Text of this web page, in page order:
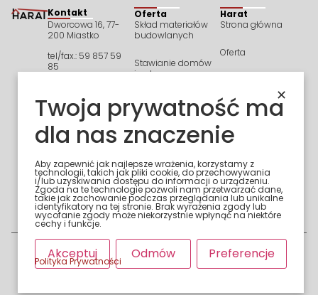
Kontakt
Dworcowa 16, 77-
200 Miastko
tel/fax.: 59 857 59
85
Numer konta
bankowego:
PKO BP S.A. O1
w Miastku
7802 0004 1525
Oferta
Skład materiałów
budowlanych
Stawianie domów
izodom
Beton towarowy
i prefabrykacja
Wykonawstwo
Mrówka Miastko
Dom i Ogród
Mrówka Ustka Dom
Harat
Strona główna
Oferta
Kontakt
✕
Twoja prywatność ma
dla nas znaczenie
Aby zapewnić jak najlepsze wrażenia, korzystamy z
technologii, takich jak pliki cookie, do przechowywania
i/lub uzyskiwania dostępu do informacji o urządzeniu.
Zgoda na te technologie pozwoli nam przetwarzać dane,
takie jak zachowanie podczas przeglądania lub unikalne
identyfikatory na tej stronie. Brak wyrażenia zgody lub
wycofanie zgody może niekorzystnie wpłynąć na niektóre
cechy i funkcje.
Akceptuj Odmów Preferencje
Funkcjonalne (zawsze włączone)
Preferencje
Polityka Prywatności